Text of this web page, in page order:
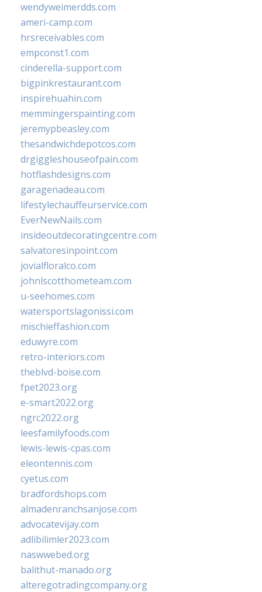
wendyweimerdds.com
ameri-camp.com
hrsreceivables.com
empconst1.com
cinderella-support.com
bigpinkrestaurant.com
inspirehuahin.com
memmingerspainting.com
jeremypbeasley.com
thesandwichdepotcos.com
drgiggleshouseofpain.com
hotflashdesigns.com
garagenadeau.com
lifestylechauffeurservice.com
EverNewNails.com
insideoutdecoratingcentre.com
salvatoresinpoint.com
jovialfloralco.com
johnlscotthometeam.com
u-seehomes.com
watersportslagonissi.com
mischieffashion.com
eduwyre.com
retro-interiors.com
theblvd-boise.com
fpet2023.org
e-smart2022.org
ngrc2022.org
leesfamilyfoods.com
lewis-lewis-cpas.com
eleontennis.com
cyetus.com
bradfordshops.com
almadenranchsanjose.com
advocatevijay.com
adlibilimler2023.com
naswwebed.org
balithut-manado.org
alteregotradingcompany.org